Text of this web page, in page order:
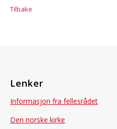
Tilbake
Lenker
Informasjon fra fellesrådet
Den norske kirke